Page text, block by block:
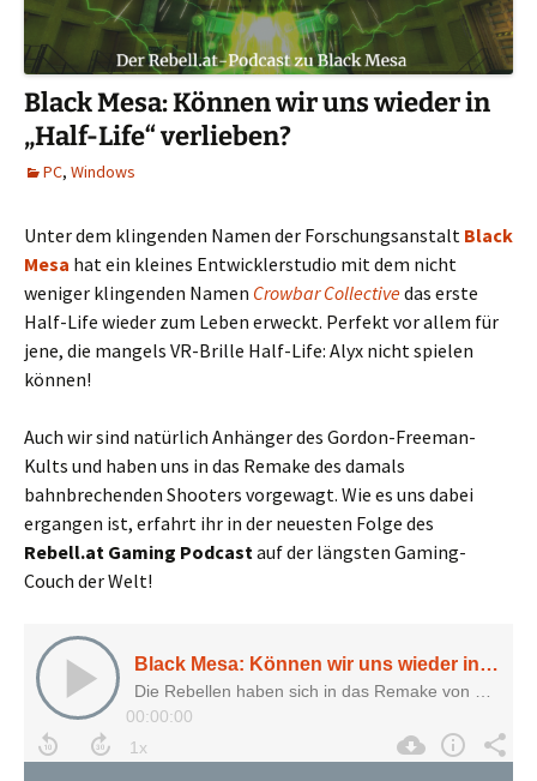
Black Mesa: Können wir uns wieder in
„Half-Life“ verlieben?
PC, Windows
Unter dem klingenden Namen der Forschungsanstalt Black
Mesa hat ein kleines Entwicklerstudio mit dem nicht
weniger klingenden Namen Crowbar Collectivedas erste
Half-Life wieder zum Leben erweckt. Perfekt vor allem für
jene, die mangels VR-Brille Half-Life: Alyx nicht spielen
können!
Auch wir sind natürlich Anhänger des Gordon-Freeman-
Kults und haben uns in das Remake des damals
bahnbrechenden Shooters vorgewagt. Wie es uns dabei
ergangen ist, erfahrt ihr in der neuesten Folge des
Rebell.at Gaming Podcastauf der längsten Gaming-
Couch der Welt!